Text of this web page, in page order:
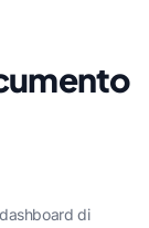
di